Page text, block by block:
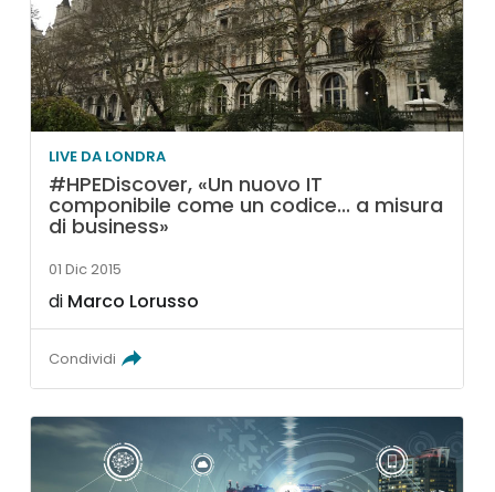
LIVE DA LONDRA
#HPEDiscover, «Un nuovo IT
componibile come un codice... a misura
di business»
01 Dic 2015
di Marco Lorusso
Condividi